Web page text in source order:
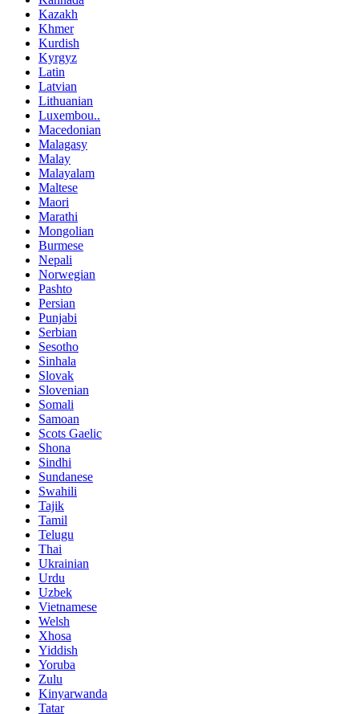
Kazakh
Khmer
Kurdish
Kyrgyz
Latin
Latvian
Lithuanian
Luxembou..
Macedonian
Malagasy
Malay
Malayalam
Maltese
Maori
Marathi
Mongolian
Burmese
Nepali
Norwegian
Pashto
Persian
Punjabi
Serbian
Sesotho
Sinhala
Slovak
Slovenian
Somali
Samoan
Scots Gaelic
Shona
Sindhi
Sundanese
Swahili
Tajik
Tamil
Telugu
Thai
Ukrainian
Urdu
Uzbek
Vietnamese
Welsh
Xhosa
Yiddish
Yoruba
Zulu
Kinyarwanda
Tatar